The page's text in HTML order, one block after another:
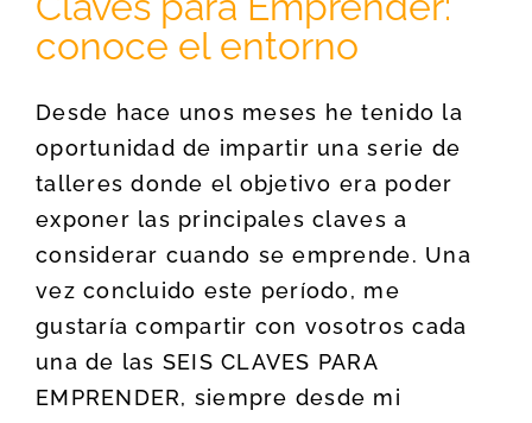
conoce el entorno
Desde hace unos meses he tenido la
oportunidad de impartir una serie de
talleres donde el objetivo era poder
exponer las principales claves a
considerar cuando se emprende. Una
vez concluido este período, me
gustaría compartir con vosotros cada
una de las SEIS CLAVES PARA
EMPRENDER, siempre desde mi